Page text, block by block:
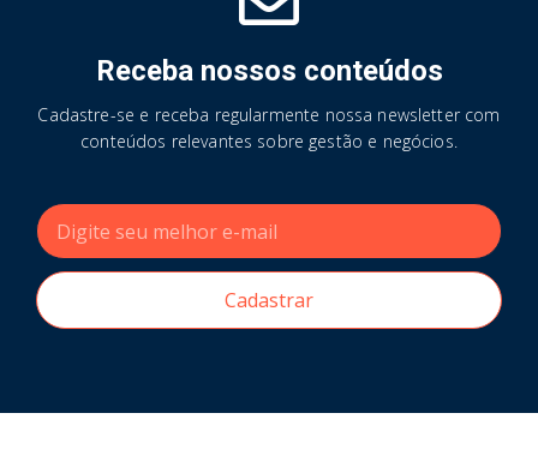
Receba nossos conteúdos
Cadastre-se e receba regularmente nossa newsletter com
conteúdos relevantes sobre gestão e negócios.
Cadastrar